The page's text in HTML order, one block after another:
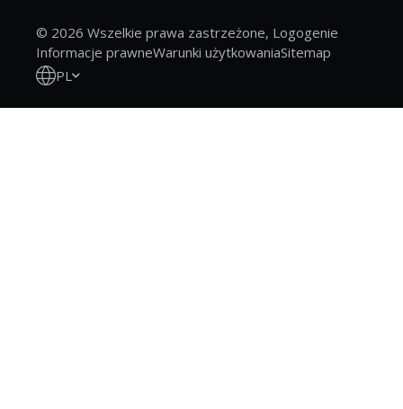
© 2026 Wszelkie prawa zastrzeżone, Logogenie
Informacje prawneWarunki użytkowaniaSitemap
PL